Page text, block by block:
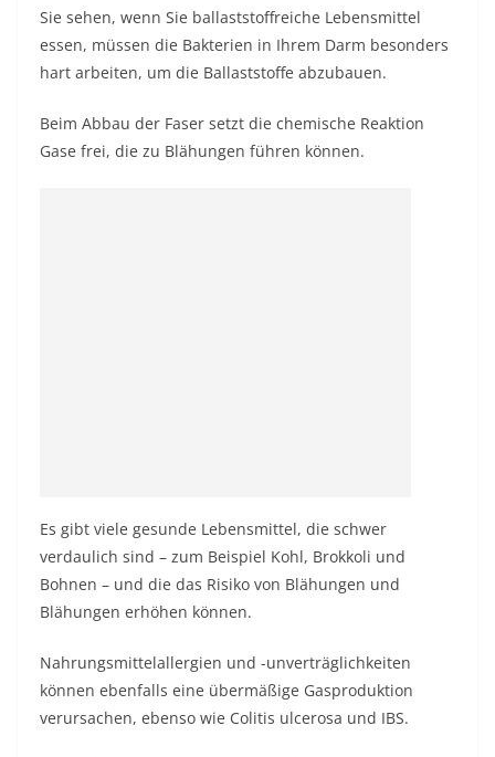
Sie sehen, wenn Sie ballaststoffreiche Lebensmittel
essen, müssen die Bakterien in Ihrem Darm besonders
hart arbeiten, um die Ballaststoffe abzubauen.
Beim Abbau der Faser setzt die chemische Reaktion
Gase frei, die zu Blähungen führen können.
Es gibt viele gesunde Lebensmittel, die schwer
verdaulich sind – zum Beispiel Kohl, Brokkoli und
Bohnen – und die das Risiko von Blähungen und
Blähungen erhöhen können.
Nahrungsmittelallergien und -unverträglichkeiten
können ebenfalls eine übermäßige Gasproduktion
verursachen, ebenso wie Colitis ulcerosa und IBS.